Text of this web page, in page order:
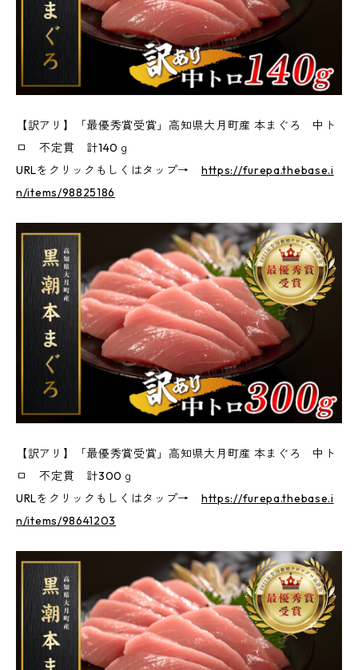
【訳アリ】「最優秀賞受賞」高知県大月町産 本まぐろ 中ト
ロ 不定貫 計140ｇ
URLをクリックもしくはタップ→ https://furepa.thebase.i
n/items/98825186
【訳アリ】「最優秀賞受賞」高知県大月町産 本まぐろ 中ト
ロ 不定貫 計300ｇ
URLをクリックもしくはタップ→ https://furepa.thebase.i
n/items/98641203